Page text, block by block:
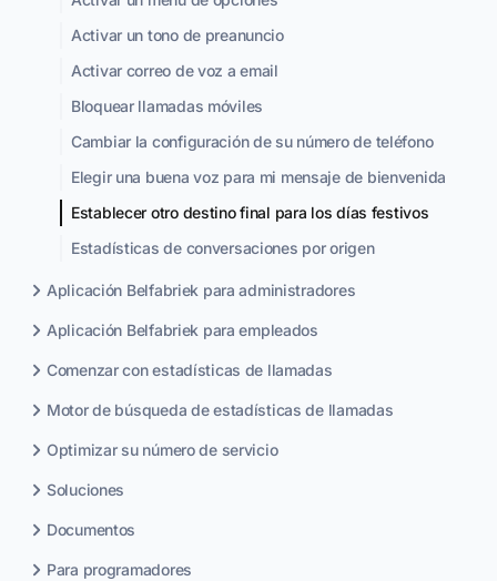
Activar un tono de preanuncio
Activar correo de voz a email
Bloquear llamadas móviles
Cambiar la configuración de su número de teléfono
Elegir una buena voz para mi mensaje de bienvenida
Establecer otro destino final para los días festivos
Estadísticas de conversaciones por origen
Aplicación Belfabriek para administradores
Aplicación Belfabriek para empleados
Comenzar con estadísticas de llamadas
Motor de búsqueda de estadísticas de llamadas
Optimizar su número de servicio
Soluciones
Documentos
Para programadores